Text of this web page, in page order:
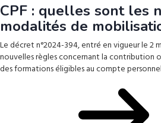
CPF : quelles sont les
modalités de
Le décret n°2024-394, entré en vigueur le 2
nouvelles règles concernant la contribution
des formations éligibles au compte